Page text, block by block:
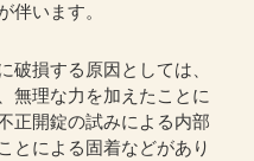
伴います。
破損する原因としては、
無理な力を加えたことに
正開錠の試みによる内部
とによる固着などがあり